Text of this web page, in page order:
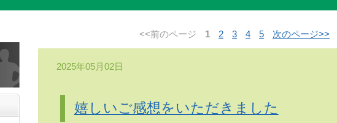
<<前のページ 1 2 3 4 5 次のページ>>
2025年05月02日
嬉しいご感想をいただきました